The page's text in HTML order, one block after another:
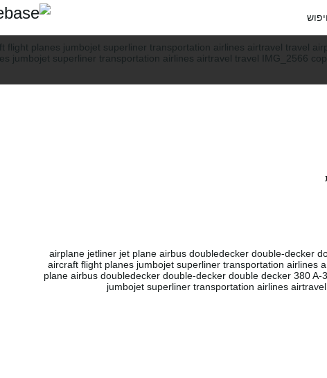
airplane jetliner jet plane airbus doubledecker double-decker
aircraft flight planes jumbojet superliner transportation airlines
plane airbus doubledecker double-decker double decker 380
jumbojet superliner transportation airlines